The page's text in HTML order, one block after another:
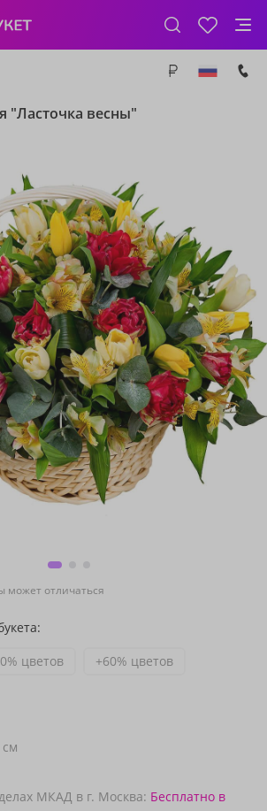
"Ласточка весны"
отличаться
цветов +60% цветов
см
МКАД в г. Москва: Бесплатно в